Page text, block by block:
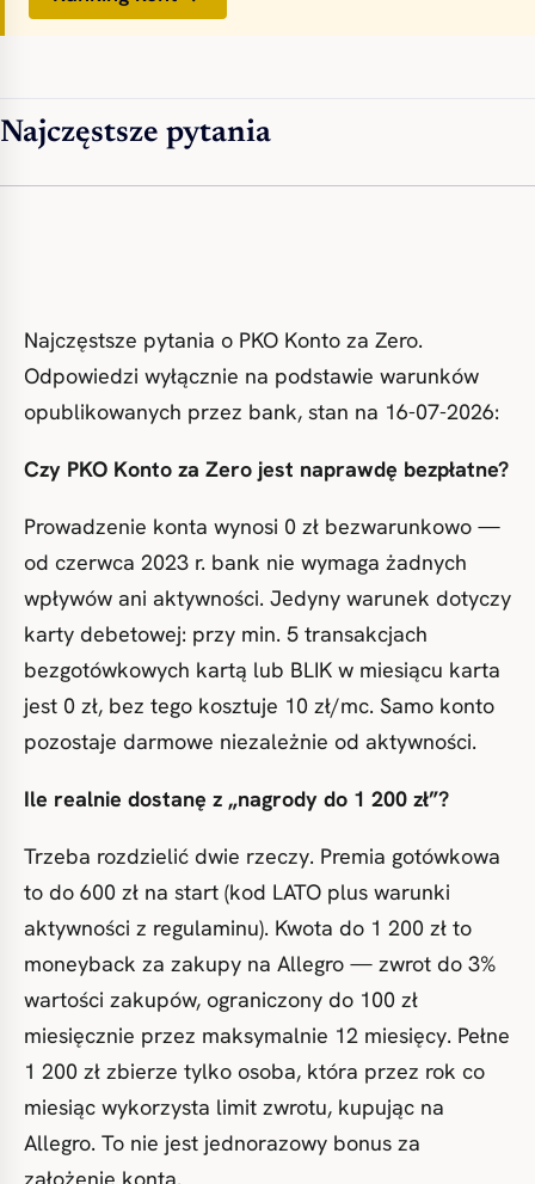
Najczęstsze pytania
Najczęstsze pytania o PKO Konto za Zero.
Odpowiedzi wyłącznie na podstawie warunków
opublikowanych przez bank, stan na 16-07-2026:
Czy PKO Konto za Zero jest naprawdę bezpłatne?
Prowadzenie konta wynosi 0 zł bezwarunkowo —
od czerwca 2023 r. bank nie wymaga żadnych
wpływów ani aktywności. Jedyny warunek dotyczy
karty debetowej: przy min. 5 transakcjach
bezgotówkowych kartą lub BLIK w miesiącu karta
jest 0 zł, bez tego kosztuje 10 zł/mc. Samo konto
pozostaje darmowe niezależnie od aktywności.
Ile realnie dostanę z „nagrody do 1 200 zł”?
Trzeba rozdzielić dwie rzeczy. Premia gotówkowa
to do 600 zł na start (kod LATO plus warunki
aktywności z regulaminu). Kwota do 1 200 zł to
moneyback za zakupy na Allegro — zwrot do 3%
wartości zakupów, ograniczony do 100 zł
miesięcznie przez maksymalnie 12 miesięcy. Pełne
1 200 zł zbierze tylko osoba, która przez rok co
miesiąc wykorzysta limit zwrotu, kupując na
Allegro. To nie jest jednorazowy bonus za